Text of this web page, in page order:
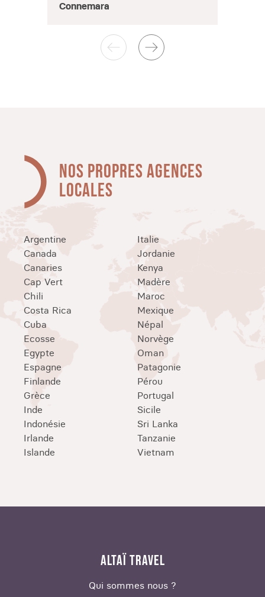
Connemara
NOS PROPRES AGENCES
LOCALES
Argentine
Canada
Canaries
Cap Vert
Chili
Costa Rica
Cuba
Ecosse
Egypte
Espagne
Finlande
Grèce
Inde
Indonésie
Irlande
Islande
Italie
Jordanie
Kenya
Madère
Maroc
Mexique
Népal
Norvège
Oman
Patagonie
Pérou
Portugal
Sicile
Sri Lanka
Tanzanie
Vietnam
ALTAÏ TRAVEL
Qui sommes nous ?